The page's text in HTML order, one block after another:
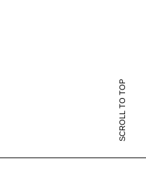
SCROLL TO TOP